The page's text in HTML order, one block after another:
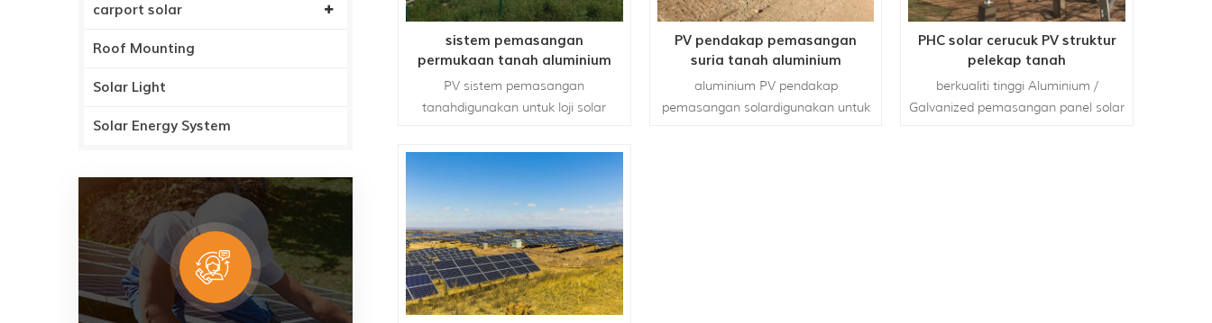
carport solar
Roof Mounting
Solar Light
Solar Energy System
sistem pemasangan
permukaan tanah aluminium
aluminium
PV sistem pemasangan
tanahdigunakan untuk loji solar
awam. Ini adalah sistem
pemasangan lajur tunggal yang
sesuai untuk kedua bingkai dan
tanpa bingkai modul.
PV pendakap pemasangan
suria tanah aluminium
aluminium PV pendakap
pemasangan solardigunakan untuk
PHC solar cerucuk PV struktur
pelekap tanah
berkualiti tinggi Aluminium /
Galvanized pemasangan panel solar